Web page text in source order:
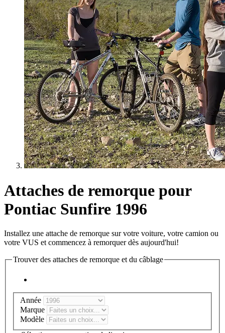
Attaches de remorque pour
Pontiac Sunfire 1996
Installez une attache de remorque sur votre voiture, votre camion ou
votre VUS et commencez à remorquer dès aujourd'hui!
Trouver des attaches de remorque et du câblage
Année
Marque
Modèle